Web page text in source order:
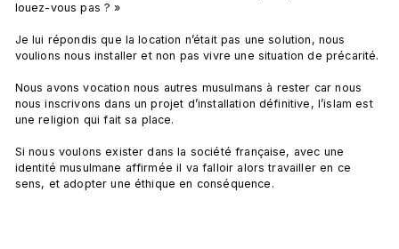
louez-vous pas ? »
Je lui répondis que la location n’était pas une solution, nous
voulions nous installer et non pas vivre une situation de précarité.
Nous avons vocation nous autres musulmans à rester car nous
nous inscrivons dans un projet d’installation définitive, l’islam est
une religion qui fait sa place.
Si nous voulons exister dans la société française, avec une
identité musulmane affirmée il va falloir alors travailler en ce
sens, et adopter une éthique en conséquence.